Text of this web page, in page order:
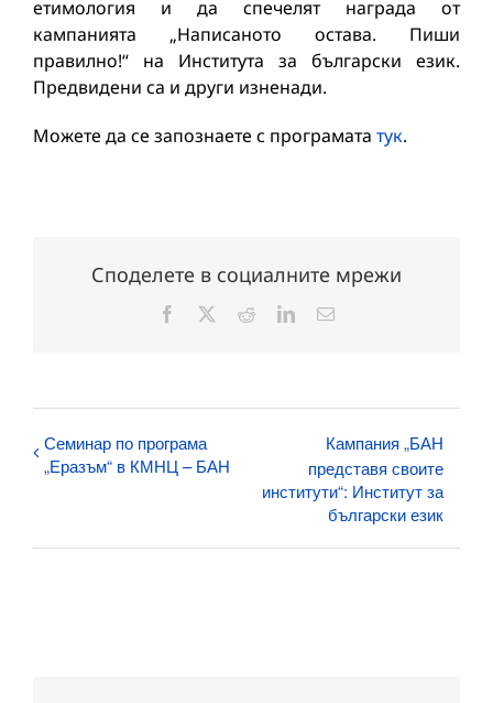
етимология и да спечелят награда от
кампанията „Написаното остава. Пиши
правилно!“ на Института за български език.
Предвидени са и други изненади.
Можете да се запознаете с програмата тук.
Споделете в социалните мрежи
Facebook RedditLinkedInЕлектронна
Семинар по програма
„Еразъм“ в КМНЦ – БАН
Кампания „БАН
представя своите
институти“: Институт за
български език